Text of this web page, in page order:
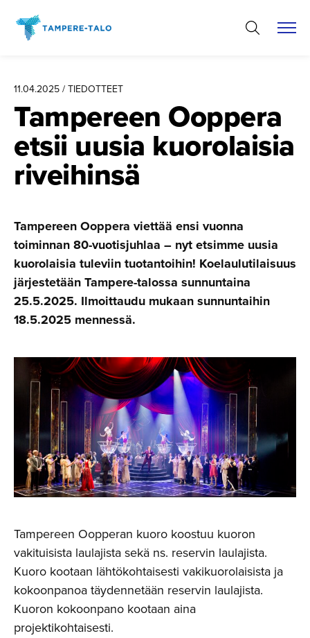
sisältöön
11.04.2025 / TIEDOTTEET
Tampereen Ooppera
etsii uusia kuorolaisia
riveihinsä
Tampereen Ooppera viettää ensi vuonna
toiminnan 80-vuotisjuhlaa – nyt etsimme uusia
kuorolaisia tuleviin tuotantoihin! Koelaulutilaisuus
järjestetään Tampere-talossa sunnuntaina
25.5.2025. Ilmoittaudu mukaan sunnuntaihin
18.5.2025 mennessä.
Tampereen Oopperan kuoro koostuu kuoron
vakituisista laulajista sekä ns. reservin laulajista.
Kuoro kootaan lähtökohtaisesti vakikuorolaisista ja
kokoonpanoa täydennetään reservin laulajista.
Kuoron kokoonpano kootaan aina
projektikohtaisesti.